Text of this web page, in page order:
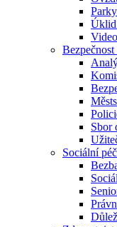
Úklid
Sbor
Sociální